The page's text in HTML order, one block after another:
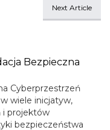
Next Article
Bezpieczna
Cyberprzestrzeń
wiele inicjatyw,
i projektów
bezpieczeństwa